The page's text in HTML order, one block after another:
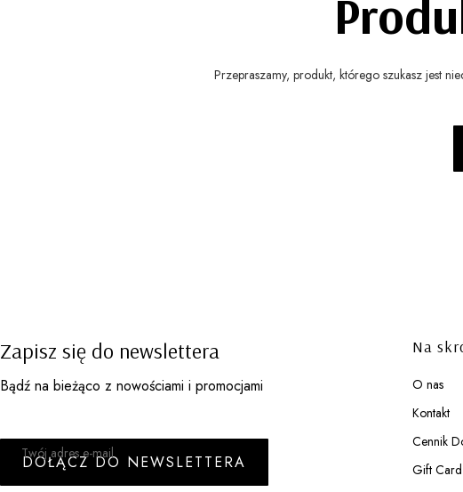
Przepraszamy, produkt, którego szukasz jest
Zapisz się do newslettera
Bądź na bieżąco z nowościami i promocjami
Twój adres e-mail
DOŁĄCZ DO NEWSLETTERA
Na
O nas
Kontakt
Cennik
Gift Card